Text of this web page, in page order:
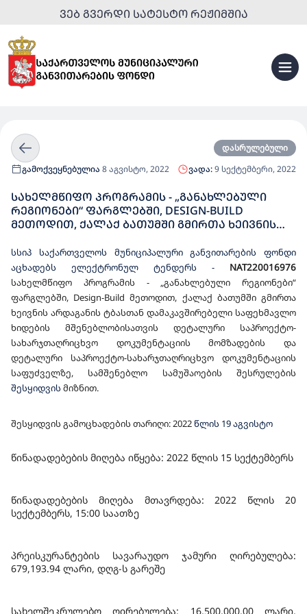
ᲕᲔᲑ ᲒᲕᲔᲠᲓᲘ ᲡᲐᲢᲔᲡᲢᲝ ᲠᲔᲟᲘᲛᲨᲘᲐ
დასრულებული
გამოქვეყნებულია 8 აგვისტო, 2022 ვადა:9 სექტემბერი, 2022
ᲡᲐᲮᲔᲚᲛᲬᲘᲤᲝ ᲞᲠᲝᲒᲠᲐᲛᲘᲡ - „ᲒᲐᲜᲐᲮᲚᲔᲑᲣᲚᲘ
ᲠᲔᲒᲘᲝᲜᲔᲑᲘ“ ᲤᲐᲠᲒᲚᲔᲑᲨᲘ, DESIGN-BUILD
ᲛᲔᲗᲝᲓᲘᲗ, ᲥᲐᲚᲐᲥ ᲑᲐᲗᲣᲛᲨᲘ ᲒᲛᲘᲠᲗᲐ ᲮᲔᲘᲕᲜᲘᲡ
ᲡᲐᲤᲔᲮᲛᲐᲕᲚᲝ ᲮᲘᲓᲔᲑᲘᲡ ᲛᲨᲔᲜᲔᲑᲚᲝᲑᲘᲡᲐᲗᲕᲘᲡ
ᲓᲔᲢᲐᲚᲣᲠᲘ ᲡᲐᲞᲠᲝᲔᲥᲢᲝ-ᲡᲐᲮᲐᲠᲯᲗᲐᲦᲠᲘᲪᲮᲕᲝ
ᲓᲝᲙᲣᲛᲔᲜᲢᲐᲪᲘᲘᲡ ᲛᲝᲛᲖᲐᲓᲔᲑᲘᲡ ᲓᲐ ᲓᲔᲢᲐᲚᲣᲠᲘ
ᲡᲐᲞᲠᲝᲔᲥᲢᲝ-ᲡᲐᲮᲐᲠᲯᲗᲐᲦᲠᲘᲪᲮᲕᲝ
ᲓᲝᲙᲣᲛᲔᲜᲢᲐᲪᲘᲘᲡ ᲡᲐᲤᲣᲫᲕᲔᲚᲖᲔ, ᲡᲐᲛᲨᲔᲜᲔᲑᲚᲝ
ᲡᲐᲛᲣᲨᲐᲝᲔᲑᲘᲡ ᲨᲔᲡᲠᲣᲚᲔᲑᲘᲡ ᲡᲐᲮᲔᲚᲛᲬᲘᲤᲝ
ᲨᲔᲡᲧᲘᲓᲕᲐ
სსიპ საქართველოს მუნიციპალური განვითარების ფონდი
აცხადებს ელექტრონულ ტენდერს - NAT220016976
სახელმწიფო პროგრამის - „განახლებული რეგიონები“
ფარგლებში, Design-Build მეთოდით, ქალაქ ბათუმში გმირთა
ხეივნის არდაგანის ტბასთან დამაკავშირებელი საფეხმავლო
ხიდების მშენებლობისათვის დეტალური საპროექტო-
სახარჯთაღრიცხვო დოკუმენტაციის მომზადების და
დეტალური საპროექტო-სახარჯთაღრიცხვო დოკუმენტაციის
საფუძველზე, სამშენებლო სამუშაოების შესრულების
შესყიდვისმიზნით.
შესყიდვის გამოცხადების თარიღი: 2022 წლის 19 აგვისტო
წინადადებების მიღება იწყება: 2022 წლის 15 სექტემბერს
წინადადებების მიღება მთავრდება: 2022 წლის 20
სექტემბერს, 15:00 საათზე
პრეისკურანტების სავარაუდო ჯამური ღირებულება:
679,193.94 ლარი, დღგ-ს გარეშე
სახელშეკრულებო ღირებულება: 16,500,000.00 ლარი,